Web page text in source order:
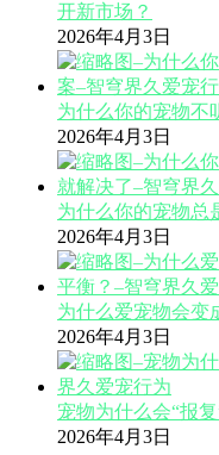
开新市场？
2026年4月3日
为什么你的宠物不
2026年4月3日
为什么你的宠物总
2026年4月3日
为什么爱宠物会变
2026年4月3日
宠物为什么会“报
2026年4月3日